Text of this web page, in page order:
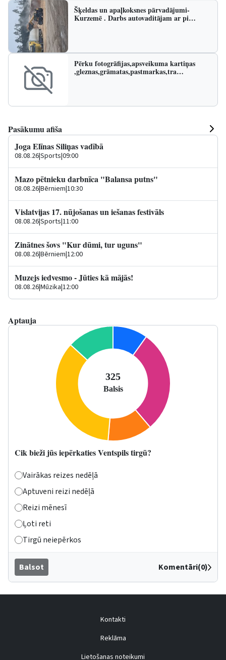
Šķeldas un apaļkoksnes pārvadājumi-
Kurzemē . Darbs autovaditājam ar pi…
Pērku fotogrāfijas,apsveikuma kartiņas
,gleznas,grāmatas,pastmarkas,tra…
Pasākumu afiša
Joga Elīnas Siliņas vadībā
08.08.26|Sports|09:00
Mazo pētnieku darbnīca "Balansa putns"
08.08.26|Bērniem|10:30
Vislatvijas 17. nūjošanas un iešanas festivāls
08.08.26|Sports|11:00
Zinātnes šovs "Kur dūmi, tur uguns"
08.08.26|Bērniem|12:00
Muzejs iedvesmo - Jūties kā mājās!
08.08.26|Mūzika|12:00
Aptauja
Cik bieži jūs iepērkaties Ventspils tirgū?
Vairākas reizes nedēļā
Aptuveni reizi nedēļā
Reizi mēnesī
Ļoti reti
Tirgū neiepērkos
Balsot Komentāri(0)
Kontakti
Reklāma
Lietošanas noteikumi